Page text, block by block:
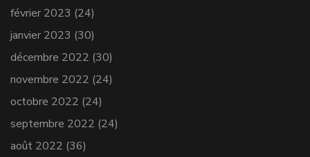
février 2023 (24)
janvier 2023 (30)
décembre 2022 (30)
novembre 2022 (24)
octobre 2022 (24)
septembre 2022 (24)
août 2022 (36)